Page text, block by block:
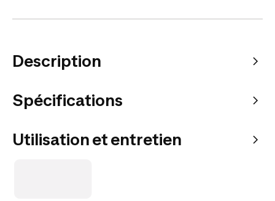
Description
Spécifications
Utilisation et entretien